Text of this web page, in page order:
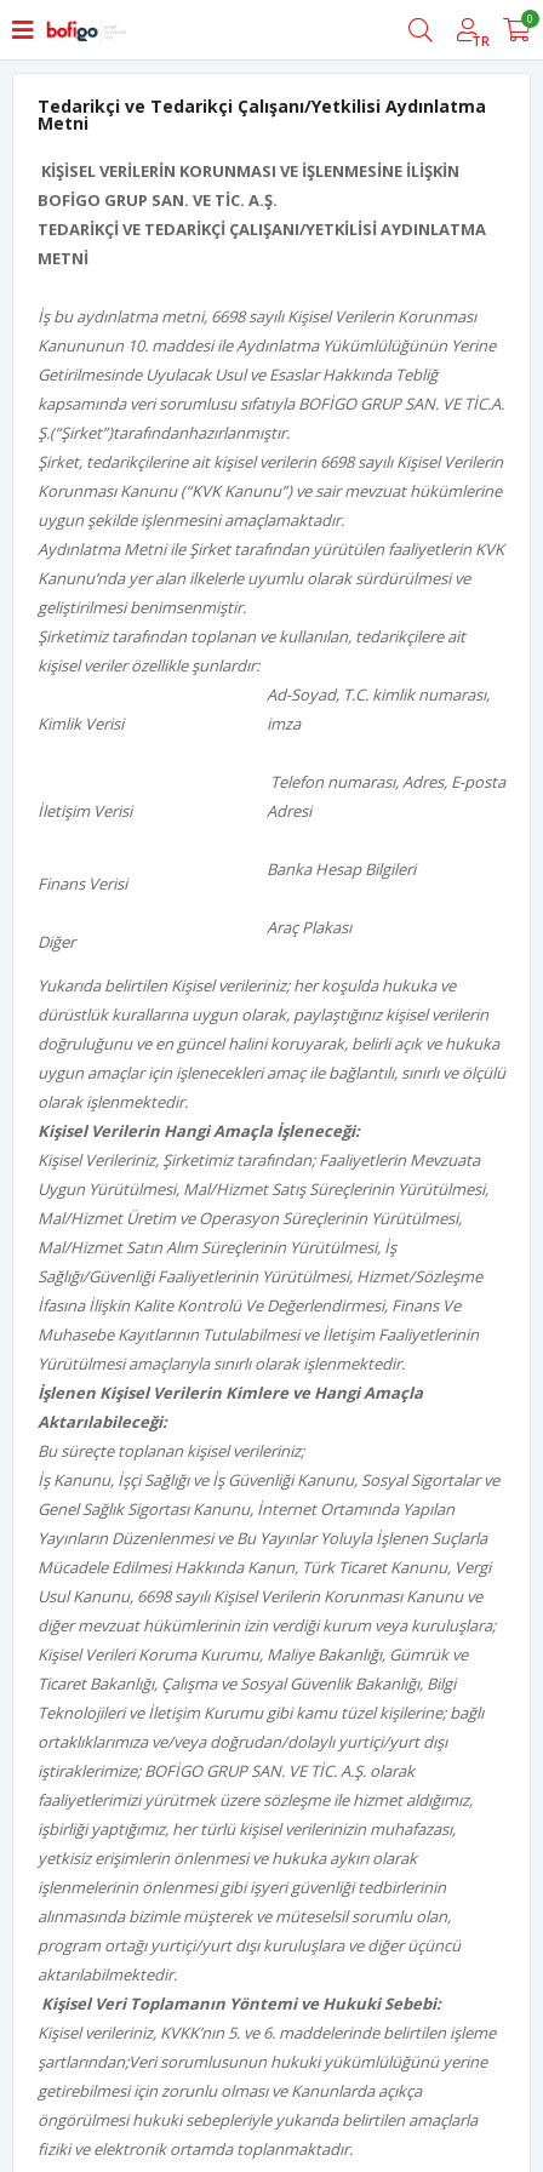
TR
0
Tedarikçi ve Tedarikçi Çalışanı/Yetkilisi Aydınlatma
Metni
KİŞİSEL VERİLERİN KORUNMASI VE İŞLENMESİNE İLİŞKİN
BOFİGO GRUP SAN. VE TİC. A.Ş.
TEDARİKÇİ VE TEDARİKÇİ ÇALIŞANI/YETKİLİSİ AYDINLATMA
METNİ
İş bu aydınlatma metni, 6698 sayılı Kişisel Verilerin Korunması
Kanununun 10. maddesi ile Aydınlatma Yükümlülüğünün Yerine
Getirilmesinde Uyulacak Usul ve Esaslar Hakkında Tebliğ
kapsamında veri sorumlusu sıfatıylaBOFİGO GRUP SAN. VE TİC.A.
Ş.(“Şirket”)tarafındanhazırlanmıştır.
Şirket, tedarikçilerine ait kişisel verilerin 6698 sayılı Kişisel Verilerin
Korunması Kanunu (“KVK Kanunu”) ve sair mevzuat hükümlerine
uygun şekilde işlenmesini amaçlamaktadır.
Aydınlatma Metni ile Şirket tarafından yürütülen faaliyetlerin KVK
Kanunu’nda yer alan ilkelerle uyumlu olarak sürdürülmesi ve
geliştirilmesi benimsenmiştir.
Şirketimiz tarafından toplanan ve kullanılan, tedarikçilere ait
kişisel veriler özellikle şunlardır:
Kimlik Verisi
Ad-Soyad, T.C. kimlik numarası,
imza
İletişim Verisi
Telefon numarası, Adres, E-posta
Adresi
Finans Verisi
Banka Hesap Bilgileri
Diğer
Araç Plakası
Yukarıda belirtilen Kişisel verileriniz; her koşulda hukuka ve
dürüstlük kurallarına uygun olarak, paylaştığınız kişisel verilerin
doğruluğunu ve en güncel halini koruyarak, belirli açık ve hukuka
uygun amaçlar için işlenecekleri amaç ile bağlantılı, sınırlı ve ölçülü
olarak işlenmektedir.
Kişisel Verilerin Hangi Amaçla İşleneceği:
Kişisel Verileriniz, Şirketimiz tarafından; Faaliyetlerin Mevzuata
Uygun Yürütülmesi, Mal/Hizmet Satış Süreçlerinin Yürütülmesi,
Mal/Hizmet Üretim ve Operasyon Süreçlerinin Yürütülmesi,
Mal/Hizmet Satın Alım Süreçlerinin Yürütülmesi, İş
Sağlığı/Güvenliği Faaliyetlerinin Yürütülmesi, Hizmet/Sözleşme
İfasına İlişkin Kalite Kontrolü Ve Değerlendirmesi, Finans Ve
Muhasebe Kayıtlarının Tutulabilmesi ve İletişim Faaliyetlerinin
Yürütülmesiamaçlarıyla sınırlı olarak işlenmektedir.
İşlenen Kişisel Verilerin Kimlere ve Hangi Amaçla
Aktarılabileceği:
Bu süreçte toplanan kişisel verileriniz;
İş Kanunu, İşçi Sağlığı ve İş Güvenliği Kanunu, Sosyal Sigortalar ve
Genel Sağlık Sigortası Kanunu, İnternet Ortamında Yapılan
Yayınların Düzenlenmesi ve Bu Yayınlar Yoluyla İşlenen Suçlarla
Mücadele Edilmesi Hakkında Kanun, Türk Ticaret Kanunu, Vergi
Usul Kanunu, 6698 sayılı Kişisel Verilerin Korunması Kanunu ve
diğer mevzuat hükümlerinin izin verdiği kurum veya kuruluşlara;
Kişisel Verileri Koruma Kurumu, Maliye Bakanlığı, Gümrük ve
Ticaret Bakanlığı, Çalışma ve Sosyal Güvenlik Bakanlığı, Bilgi
Teknolojileri ve İletişim Kurumu gibi kamu tüzel kişilerine; bağlı
ortaklıklarımıza ve/veya doğrudan/dolaylı yurtiçi/yurt dışı
iştiraklerimize;BOFİGO GRUP SAN. VE TİC. A.Ş. olarak
faaliyetlerimizi yürütmek üzere sözleşme ile hizmet aldığımız,
işbirliği yaptığımız, her türlü kişisel verilerinizin muhafazası,
yetkisiz erişimlerin önlenmesi ve hukuka aykırı olarak
işlenmelerinin önlenmesi gibi işyeri güvenliği tedbirlerinin
alınmasında bizimle müşterek ve müteselsil sorumlu olan,
program ortağı yurtiçi/yurt dışı kuruluşlara ve diğer üçüncü
aktarılabilmektedir.
Kişisel Veri Toplamanın Yöntemi ve Hukuki Sebebi:
Kişisel verileriniz, KVKK’nın 5. ve 6. maddelerinde belirtilen işleme
şartlarından;Veri sorumlusunun hukuki yükümlülüğünü yerine
getirebilmesi için zorunlu olmasıve Kanunlarda açıkça
öngörülmesi hukuki sebepleriyleyukarıda belirtilen amaçlarla
fiziki ve elektronik ortamda toplanmaktadır.